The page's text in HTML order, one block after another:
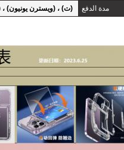
مدة الدفع
(ت) ، (ويسترن يونيون) ،